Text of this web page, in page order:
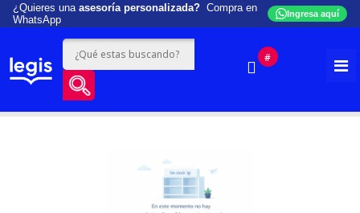
¿Quieres una asesoría personalizada? Compra en
WhatsApp
Ingresa aquí
#